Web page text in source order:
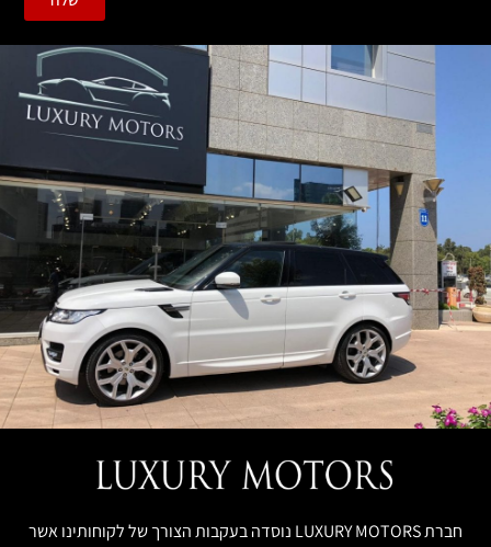
חברת LUXURY MOTORS נוסדה בעקבות הצורך של לקוחותינו אשר